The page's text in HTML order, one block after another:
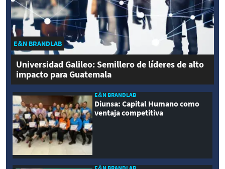
E&N BRANDLAB
Universidad Galileo: Semillero de líderes de alto
impacto para Guatemala
E&N BRANDLAB
Diunsa: Capital Humano como
ventaja competitiva